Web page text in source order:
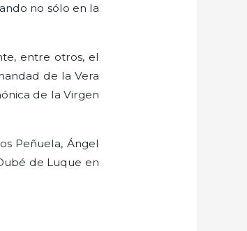
no sólo en la
entre otros, el
de la Vera
de la Virgen
Peñuela, Ángel
de Luque en